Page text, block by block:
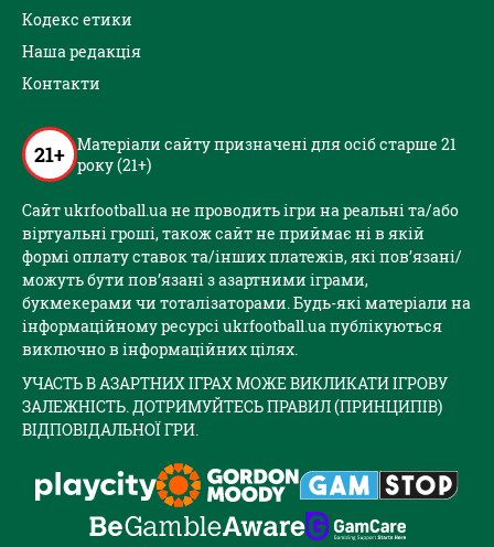
Кодекс етики
Наша редакція
Контакти
21+ Матеріали сайту призначені для осіб старше 21
року (21+)
Сайт ukrfootball.ua не проводить ігри на реальні та/або
віртуальні гроші, також сайт не приймає ні в якій
формі оплату ставок та/інших платежів, які пов’язані/
можуть бути пов’язані з азартними іграми,
букмекерами чи тоталізаторами. Будь-які матеріали на
інформаційному ресурсі ukrfootball.ua публікуються
виключно в інформаційних цілях.
УЧАСТЬ В АЗАРТНИХ ІГРАХ МОЖЕ ВИКЛИКАТИ ІГРОВУ
ЗАЛЕЖНІСТЬ. ДОТРИМУЙТЕСЬ ПРАВИЛ (ПРИНЦИПІВ)
ВІДПОВІДАЛЬНОЇ ГРИ.